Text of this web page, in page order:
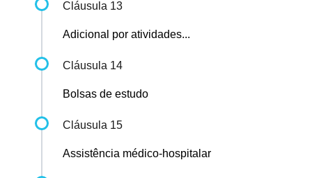
Cláusula 13
Adicional por atividades...
Cláusula 14
Bolsas de estudo
Cláusula 15
Assistência médico-hospitalar